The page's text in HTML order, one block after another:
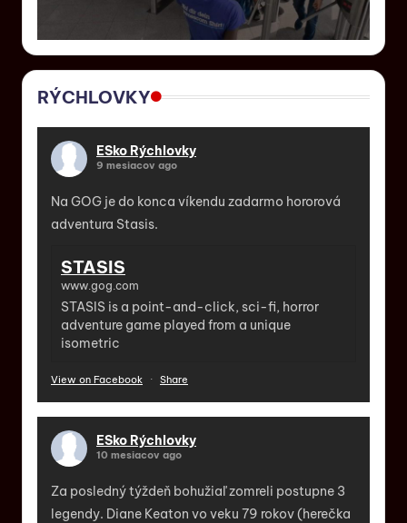
RÝCHLOVKY
ESko Rýchlovky
9 mesiacov ago
Na GOG je do konca víkendu zadarmo hororová
adventura Stasis.
STASIS
www.gog.com
STASIS is a point-and-click, sci-fi, horror
adventure game played from a unique
isometric
View on Facebook · Share
ESko Rýchlovky
10 mesiacov ago
Za posledný týždeň bohužiaľ zomreli postupne 3
legendy. Diane Keaton vo veku 79 rokov (herečka